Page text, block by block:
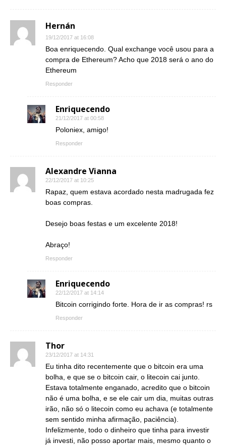
Hernán
19/12/2017 at 16:08
Boa enriquecendo. Qual exchange você usou para a
compra de Ethereum? Acho que 2018 será o ano do
Ethereum
Responder
Enriquecendo
21/12/2017 at 00:58
Poloniex, amigo!
Responder
Alexandre Vianna
22/12/2017 at 10:25
Rapaz, quem estava acordado nesta madrugada fez
boas compras.
Desejo boas festas e um excelente 2018!
Abraço!
Responder
Enriquecendo
22/12/2017 at 14:14
Bitcoin corrigindo forte. Hora de ir as compras! rs
Responder
Thor
23/12/2017 at 14:31
Eu tinha dito recentemente que o bitcoin era uma
bolha, e que se o bitcoin cair, o litecoin cai junto.
Estava totalmente enganado, acredito que o bitcoin
não é uma bolha, e se ele cair um dia, muitas outras
irão, não só o litecoin como eu achava (e totalmente
sem sentido minha afirmação, paciência).
Infelizmente, todo o dinheiro que tinha para investir
já investi, não posso aportar mais, mesmo quanto o